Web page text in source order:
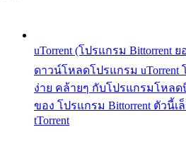
uTorrent (โปรแกรม Bittorrent
ดาวน์โหลดโปรแกรม uTorrent
ง่าย คล้ายๆ กับโปรแกรมโหลด
ของ โปรแกรม Bittorrent ตัวนี้เ
tTorrent